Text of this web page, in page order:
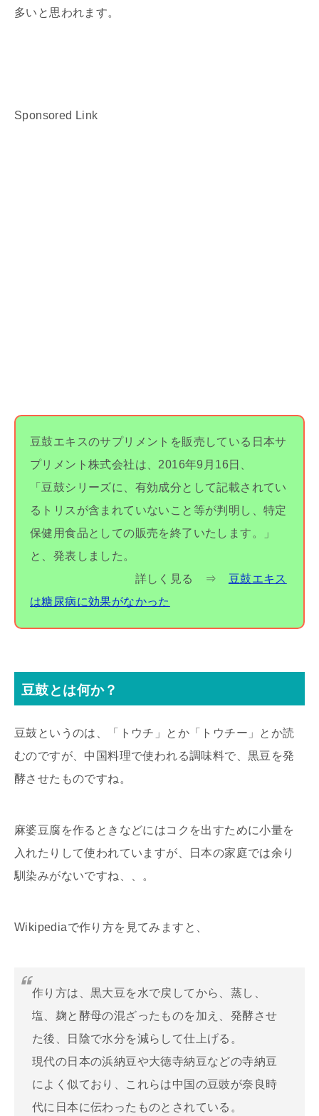
多いと思われます。
Sponsored Link
豆鼓エキスのサプリメントを販売している日本サ
プリメント株式会社は、2016年9月16日、
「豆鼓シリーズに、有効成分として記載されてい
るトリスが含まれていないこと等が判明し、特定
保健用食品としての販売を終了いたします。」
と、発表しました。
詳しく見る ⇒ 豆鼓エキス
は糖尿病に効果がなかった
豆鼓とは何か？
豆鼓というのは、「トウチ」とか「トウチー」とか読
むのですが、中国料理で使われる調味料で、黒豆を発
酵させたものですね。
麻婆豆腐を作るときなどにはコクを出すために小量を
入れたりして使われていますが、日本の家庭では余り
馴染みがないですね、、。
Wikipediaで作り方を見てみますと、
作り方は、黒大豆を水で戻してから、蒸し、
塩、麹と酵母の混ざったものを加え、発酵させ
た後、日陰で水分を減らして仕上げる。
現代の日本の浜納豆や大徳寺納豆などの寺納豆
によく似ており、これらは中国の豆豉が奈良時
代に日本に伝わったものとされている。